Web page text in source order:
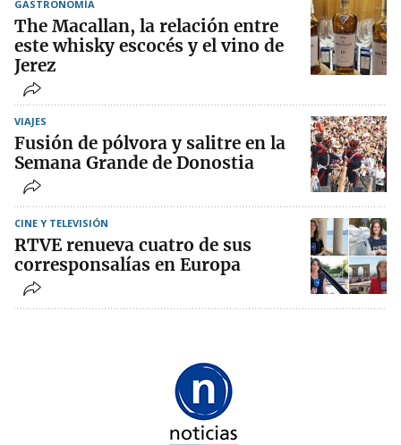
GASTRONOMÍA
The Macallan, la relación entre
este whisky escocés y el vino de
Jerez
VIAJES
Fusión de pólvora y salitre en la
Semana Grande de Donostia
CINE Y TELEVISIÓN
RTVE renueva cuatro de sus
corresponsalías en Europa